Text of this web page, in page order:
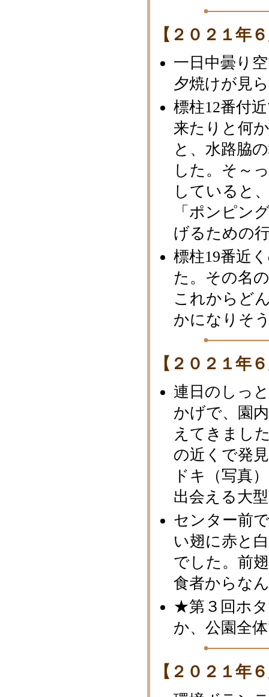
【２０２１年
一日中曇り
夕焼けが見
標柱12番付
来たりと何
と、水路脇
した。そ～
していると
「ポンピン
げるための
標柱19番近
た。その名
これからど
かになりそ
【２０２１年
連日のしっ
かげで、園
えてきまし
の近くで発
ドキ（写真
出会える大
センター前
い翅に赤と
でした。前
食者からな
★第３回ホ
か、公園全
【２０２１年